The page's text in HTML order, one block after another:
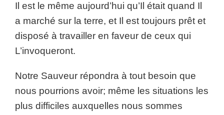
Il est le même aujourd’hui qu’Il était quand Il
a marché sur la terre, et Il est toujours prêt et
disposé à travailler en faveur de ceux qui
L’invoqueront.
Notre Sauveur répondra à tout besoin que
nous pourrions avoir; même les situations les
plus difficiles auxquelles nous sommes